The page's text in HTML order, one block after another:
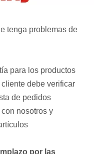
tenga problemas de
para los productos
debe verificar
de pedidos
nosotros y
por las